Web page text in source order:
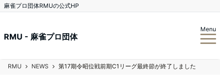
麻雀プロ団体RMUの公式HP
RMU - 麻雀プロ団体
Menu
RMU NEWS 第17期令昭位戦前期C1リーグ最終節が終了しました